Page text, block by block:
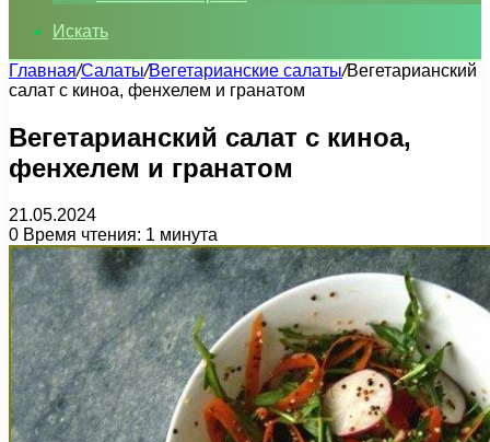
Искать
Главная/Салаты/Вегетарианские салаты/Вегетарианский
салат с киноа, фенхелем и гранатом
Вегетарианский салат с киноа,
фенхелем и гранатом
21.05.2024
0 Время чтения: 1 минута